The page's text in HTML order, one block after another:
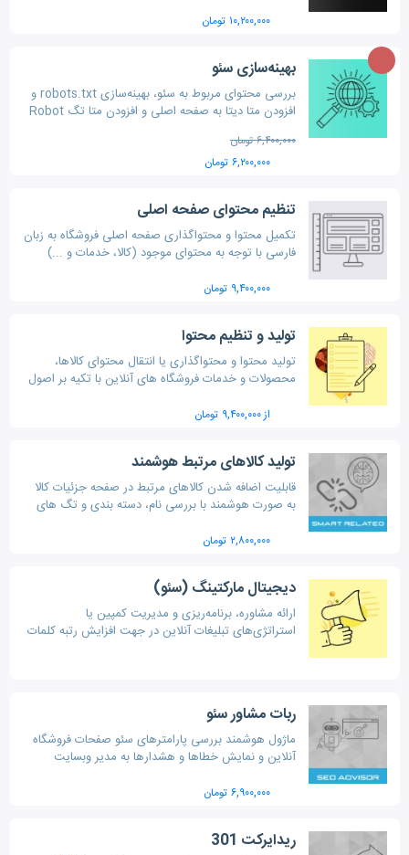
بهینه‌سازی سئو
بررسی محتوای مربوط به سئو، بهینه‌سازی robots.txt و
افزودن متا دیتا به صفحه اصلی و افزودن متا تگ Robot
۶,۴۰۰,۰۰۰ تومان
تنظیم محتوای صفحه اصلی
تکمیل محتوا و محتواگذاری صفحه اصلی فروشگاه به زبان
فارسی با توجه به محتوای موجود (کالا، خدمات و ...)
تولید و تنظیم محتوا
تولید محتوا و محتواگذاری یا انتقال محتوای کالاها،
محصولات و خدمات فروشگاه های آنلاین با تکیه بر اصول
از ۹,۴۰۰,۰۰۰ تومان
تولید کالاهای مرتبط هوشمند
قابلیت اضافه شدن کالاهای مرتبط در صفحه جزئیات کالا
به صورت هوشمند با بررسی نام، دسته بندی و تگ های
دیجیتال مارکتینگ (سئو)
ارائه مشاوره، برنامه‌ریزی و مدیریت کمپین یا
استراتژی‌های تبلیغات آنلاین در جهت افزایش رتبه کلمات
ربات مشاور سئو
ماژول هوشمند بررسی پارامترهای سئو صفحات فروشگاه
آنلاین و نمایش خطاها و هشدارها به مدیر وبسایت
جهت ارتقا رتبه در Google
ریدایرکت 301